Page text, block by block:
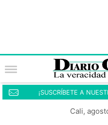
¡SUSCRÍBETE A
Cali,